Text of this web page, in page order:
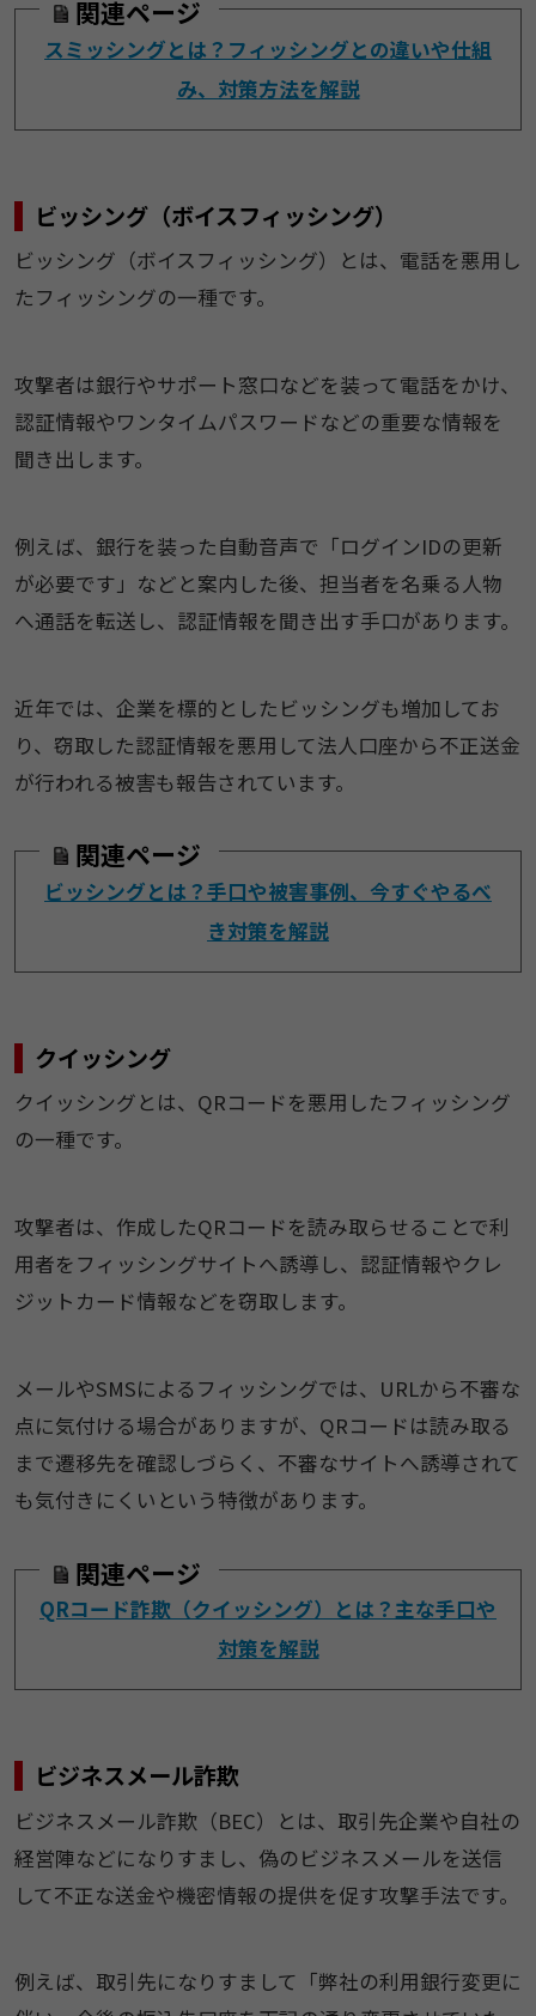
関連ページ
スミッシングとは？フィッシングとの違いや仕組
み、対策方法を解説
ビッシング（ボイスフィッシング）
ビッシング（ボイスフィッシング）とは、電話を悪用し
たフィッシングの一種です。
攻撃者は銀行やサポート窓口などを装って電話をかけ、
認証情報やワンタイムパスワードなどの重要な情報を
聞き出します。
例えば、銀行を装った自動音声で「ログインIDの更新
が必要です」などと案内した後、担当者を名乗る人物
へ通話を転送し、認証情報を聞き出す手口があります。
近年では、企業を標的としたビッシングも増加してお
り、窃取した認証情報を悪用して法人口座から不正送金
が行われる被害も報告されています。
関連ページ
ビッシングとは？手口や被害事例、今すぐやるべ
き対策を解説
クイッシング
クイッシングとは、QRコードを悪用したフィッシング
の一種です。
攻撃者は、作成したQRコードを読み取らせることで利
用者をフィッシングサイトへ誘導し、認証情報やクレ
ジットカード情報などを窃取します。
メールやSMSによるフィッシングでは、URLから不審な
点に気付ける場合がありますが、QRコードは読み取る
まで遷移先を確認しづらく、不審なサイトへ誘導されて
も気付きにくいという特徴があります。
関連ページ
QRコード詐欺（クイッシング）とは？主な手口や
対策を解説
ビジネスメール詐欺
​ビジネスメール詐欺（BEC）とは、取引先企業や自社の
経営陣などになりすまし、偽のビジネスメールを送信
して不正な送金や機密情報の提供を促す攻撃手法です。
例えば、取引先になりすまして「弊社の利用銀行変更に